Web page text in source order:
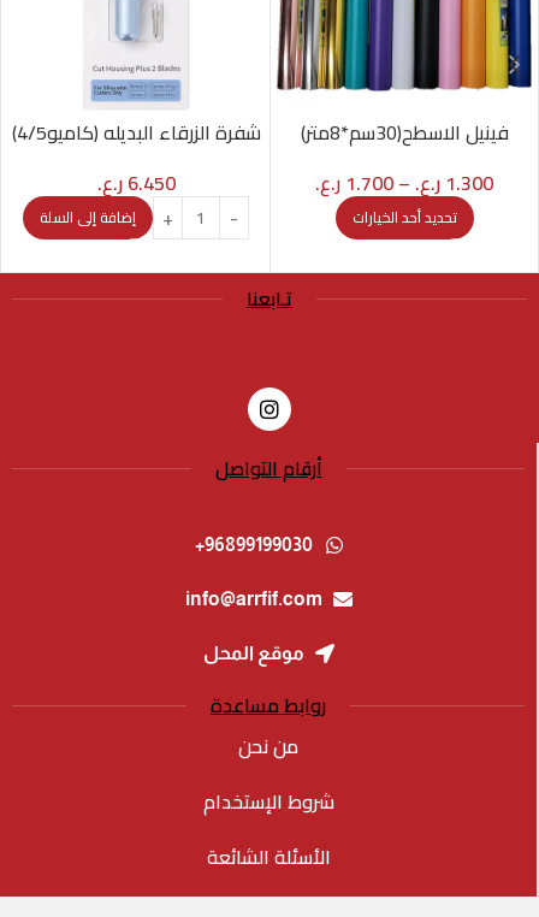
فينيل الاسطح(30سم*8متر)
1.300 ر.ع. –
1.700 ر.ع.
تحديد أحد الخيارات
شفرة الزرقاء البديله (كاميو4/5)
6.450ر.ع.
إضافة إلى السلة
تـابعنا
أرقام التواصل
96899199030+
info@arrfif.com
موقع المحل
روابط مساعدة
من نحن
شروط الإستخدام
الأسئلة الشائعة